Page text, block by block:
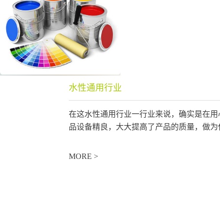
水性通用行业
在这水性通用行业一行业来说，确实是在
品设备精良，大大提高了产品的质量，做
MORE >